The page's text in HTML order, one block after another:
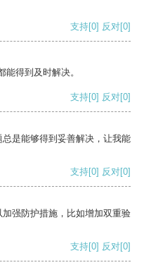
支持[0] 反对[0]
得到及时解决。
支持[0] 反对[0]
是能够得到妥善解决，让我能
支持[0] 反对[0]
强防护措施，比如增加双重验
支持[0] 反对[0]